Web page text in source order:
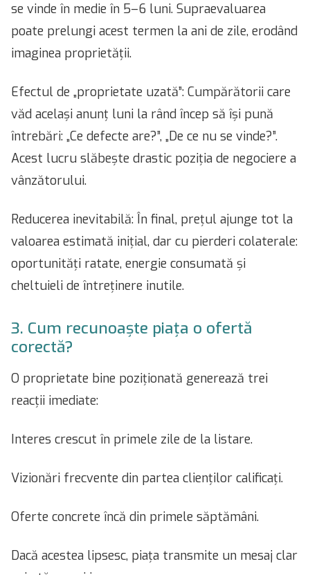
se vinde în medie în 5–6 luni. Supraevaluarea
poate prelungi acest termen la ani de zile, erodând
imaginea proprietății.
Efectul de „proprietate uzată”: Cumpărătorii care
văd același anunț luni la rând încep să își pună
întrebări: „Ce defecte are?”, „De ce nu se vinde?”.
Acest lucru slăbește drastic poziția de negociere a
vânzătorului.
Reducerea inevitabilă: În final, prețul ajunge tot la
valoarea estimată inițial, dar cu pierderi colaterale:
oportunități ratate, energie consumată și
cheltuieli de întreținere inutile.
3. Cum recunoaște piața o ofertă
corectă?
O proprietate bine poziționată generează trei
reacții imediate:
Interes crescut în primele zile de la listare.
Vizionări frecvente din partea clienților calificați.
Oferte concrete încă din primele săptămâni.
Dacă acestea lipsesc, piața transmite un mesaj clar